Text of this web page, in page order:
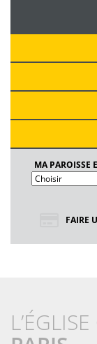
MA PAROISSE
FAIRE
L’ÉGLISE